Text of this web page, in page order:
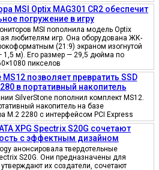
MSI Optix MAG301 CR2 обеспечит
погружение в игру
MSI пополнила модель Optix
любителям игр. Она оборудована ЖК-
(21:9) экраном изогнутой
1,5 м). Его размер — 29,5 дюйма по
пикселов
позволяет превратить SSD
в портативный накопитель
SilverStone пополнил комплект MS12.
накопитель на базе
M.2 2280 с интерфейсом PCI Express
XPG Spectrix S20G сочетают
с эффектным дизайном
анонсировала твердотельные
S20G. Они предназначены для
их создатели, сочетают